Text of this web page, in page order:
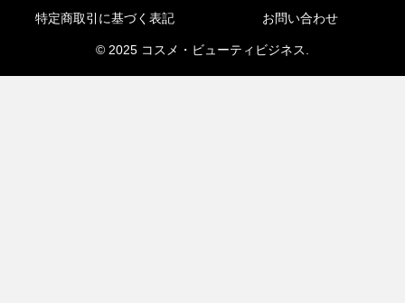
特定商取引に基づく表記 お問い合わせ
© 2025 コスメ・ビューティビジネス.